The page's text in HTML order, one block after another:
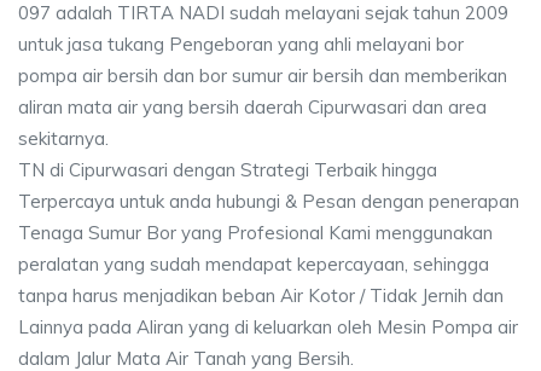
097 adalah TIRTA NADI sudah melayani sejak tahun 2009
untuk jasa tukang Pengeboran yang ahli melayani bor
pompa air bersih dan bor sumur air bersih dan memberikan
aliran mata air yang bersih daerah Cipurwasari dan area
sekitarnya.
TN di Cipurwasari dengan Strategi Terbaik hingga
Terpercaya untuk anda hubungi & Pesan dengan penerapan
Tenaga Sumur Bor yang Profesional Kami menggunakan
peralatan yang sudah mendapat kepercayaan, sehingga
tanpa harus menjadikan beban Air Kotor / Tidak Jernih dan
Lainnya pada Aliran yang di keluarkan oleh Mesin Pompa air
dalam Jalur Mata Air Tanah yang Bersih.